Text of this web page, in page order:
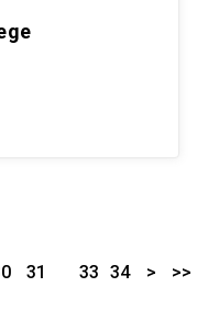
31
33 34 > >>